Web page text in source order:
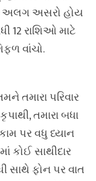
અલગ અસરો હોય
12 રાશિઓ માટે
વાંચો.
તમારા પરિવાર
તમારા બધા
પર વધુ ધ્યાન
કોઈ સાથીદાર
ફોન પર વાત